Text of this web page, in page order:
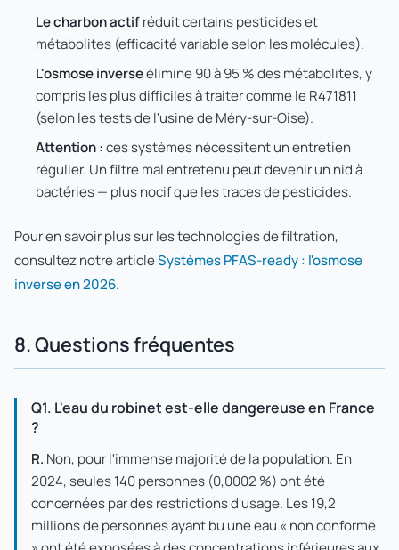
Le charbon actifréduit certains pesticides et
métabolites (efficacité variable selon les molécules).
L'osmose inverseélimine 90 à 95 % des métabolites, y
compris les plus difficiles à traiter comme le R471811
(selon les tests de l'usine de Méry-sur-Oise).
Attention :ces systèmes nécessitent un entretien
régulier. Un filtre mal entretenu peut devenir un nid à
bactéries — plus nocif que les traces de pesticides.
Pour en savoir plus sur les technologies de filtration,
consultez notre articleSystèmes PFAS-ready : l'osmose
inverse en 2026.
8. Questions fréquentes
Q1. L'eau du robinet est-elle dangereuse en France
?
R. Non, pour l'immense majorité de la population. En
2024, seules 140 personnes (0,0002 %) ont été
concernées par des restrictions d'usage. Les 19,2
millions de personnes ayant bu une eau « non conforme